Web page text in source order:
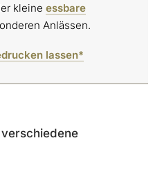
kleine essbare
Anlässen.
lassen*